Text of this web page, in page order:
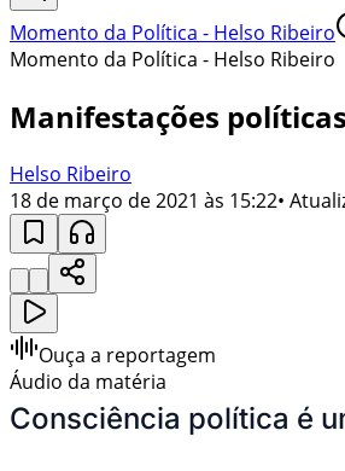
Momento da Política - Helso Ribeiro
Momento da Política - Helso Ribeiro
Manifestações
Helso Ribeiro
18 de março de 2021 às 15:22•
Ouça a reportagem
Áudio da matéria
Consciência política é